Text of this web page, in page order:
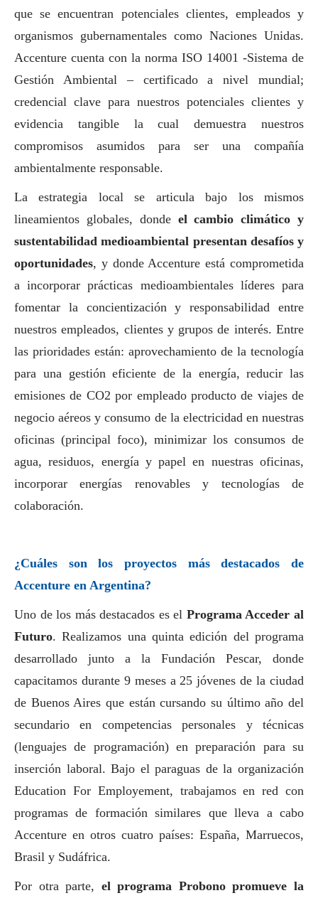
que se encuentran potenciales clientes, empleados y
organismos gubernamentales como Naciones Unidas.
Accenture cuenta con la norma ISO 14001 -Sistema de
Gestión Ambiental – certificado a nivel mundial;
credencial clave para nuestros potenciales clientes y
evidencia tangible la cual demuestra nuestros
compromisos asumidos para ser una compañía
ambientalmente responsable.
La estrategia local se articula bajo los mismos
lineamientos globales, donde el cambio climático y
sustentabilidad medioambiental presentan desafíos y
oportunidades, y donde Accenture está comprometida
a incorporar prácticas medioambientales líderes para
fomentar la concientización y responsabilidad entre
nuestros empleados, clientes y grupos de interés. Entre
las prioridades están: aprovechamiento de la tecnología
para una gestión eficiente de la energía, reducir las
emisiones de CO2 por empleado producto de viajes de
negocio aéreos y consumo de la electricidad en nuestras
oficinas (principal foco), minimizar los consumos de
agua, residuos, energía y papel en nuestras oficinas,
incorporar energías renovables y tecnologías de
colaboración.
¿Cuáles son los proyectos másdestacados de
Accenture en Argentina?
Uno de los másdestacados es el Programa Acceder al
Futuro. Realizamos una quinta edición del programa
desarrollado junto a la Fundación Pescar, donde
capacitamos durante 9 meses a 25 jóvenes de la ciudad
de Buenos Aires que están cursando su último año del
secundario en competencias personales y técnicas
(lenguajes de programación) en preparación para su
inserción laboral. Bajo el paraguas de la organización
Education For Employement, trabajamos en red con
programas de formación similares que lleva a cabo
Accenture en otros cuatro países: España, Marruecos,
Brasil y Sudáfrica.
Por otra parte, el programa Probono promueve la